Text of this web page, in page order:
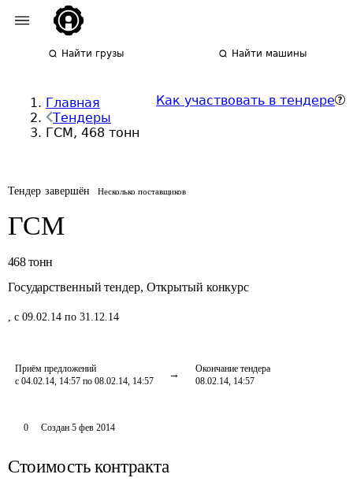
Найти грузы Найти машины
Главная
Тендеры
ГСМ, 468 тонн
Как участвовать в тендере
Тендер завершён Несколько поставщиков
ГСМ
468 тонн
Государственный тендер, Открытый конкурс
, с 09.02.14 по 31.12.14
Приём предложений
с 04.02.14, 14:57 по 08.02.14, 14:57
Окончание тендера
08.02.14, 14:57
0 Создан 5 фев 2014
Стоимость контракта